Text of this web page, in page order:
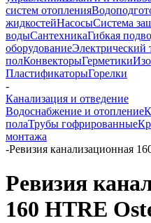
систем отопления
жидкостейНасосыСистема
водыСантехникаГибкая
оборудованиеЭлектрический
полКонвекторыГерметики
ПластификаторыГорелки
-
Канализация и отведение
Водоснабжение и отопление
полаТрубы гофрированные
монтажа
-Ревизия канализационная
Ревизия
160 HTRE